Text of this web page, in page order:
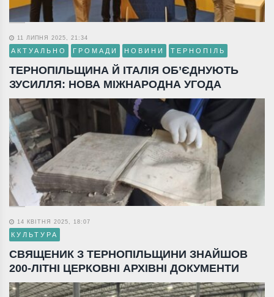
11 ЛИПНЯ 2025, 21:34
АКТУАЛЬНО ГРОМАДИ НОВИНИ ТЕРНОПІЛЬ
ТЕРНОПІЛЬЩИНА Й ІТАЛІЯ ОБ’ЄДНУЮТЬ
ЗУСИЛЛЯ: НОВА МІЖНАРОДНА УГОДА
14 КВІТНЯ 2025, 18:07
КУЛЬТУРА
СВЯЩЕНИК З ТЕРНОПІЛЬЩИНИ ЗНАЙШОВ
200-ЛІТНІ ЦЕРКОВНІ АРХІВНІ ДОКУМЕНТИ